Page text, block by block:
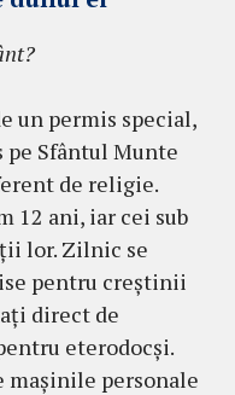
un permis special,
Sfântul Munte
de religie.
12 ani, iar cei sub
lor. Zilnic se
pentru creştinii
direct de
eterodocşi.
personale